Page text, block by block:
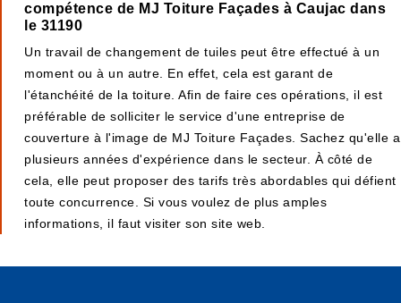
compétence de MJ Toiture Façades à Caujac dans
le 31190
Un travail de changement de tuiles peut être effectué à un
moment ou à un autre. En effet, cela est garant de
l'étanchéité de la toiture. Afin de faire ces opérations, il est
préférable de solliciter le service d'une entreprise de
couverture à l'image de MJ Toiture Façades. Sachez qu'elle a
plusieurs années d'expérience dans le secteur. À côté de
cela, elle peut proposer des tarifs très abordables qui défient
toute concurrence. Si vous voulez de plus amples
informations, il faut visiter son site web.